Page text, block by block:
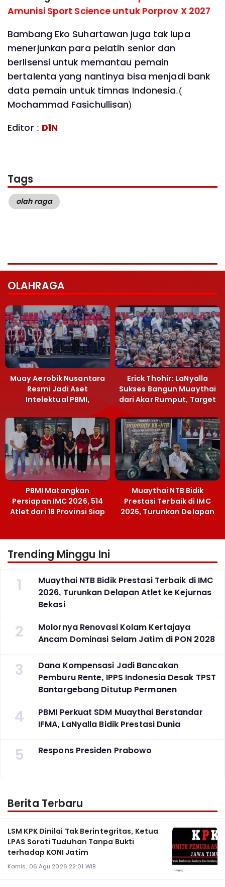
Amunisi Sport Science untuk Porprov X 2027
Bambang Eko Suhartawan juga tak lupa
menerjunkan para pelatih senior dan
berlisensi untuk memantau pemain
bertalenta yang nantinya bisa menjadi bank
data pemain untuk timnas Indonesia.(
Mochammad Fasichullisan)
Editor : D1N
Tags
olah raga
OLAHRAGA
Muay Aerobik Nusantara
Resmi Jadi Aset
Intelektual PBMI,
Terobosan Bangun
Grassroots
Erick Thohir: LaNyalla
Sukses Bangun Muaythai
dari Akar Rumput, Target
PBMI Matangkan
Persiapan IMC 2026, 514
Atlet dari 18 Provinsi Siap
Berlaga Besok di Bekasi
Muaythai NTB Bidik
Prestasi Terbaik di IMC
2026, Turunkan Delapan
Atlet ke Kejurnas Bekasi
Trending Minggu Ini
1
Muaythai NTB Bidik Prestasi Terbaik di IMC
2026, Turunkan Delapan Atlet ke Kejurnas
Bekasi
2
Molornya Renovasi Kolam Kertajaya
Ancam Dominasi Selam Jatim di PON 2028
3
Dana Kompensasi Jadi Bancakan
Pemburu Rente, IPPS Indonesia Desak TPST
Bantargebang Ditutup Permanen
4
PBMI Perkuat SDM Muaythai Berstandar
IFMA, LaNyalla Bidik Prestasi Dunia
5 Respons Presiden Prabowo
Berita Terbaru
LSM KPK Dinilai Tak Berintegritas, Ketua
LPAS Soroti Tuduhan Tanpa Bukti
terhadap KONI Jatim
Kamis, 06 Agu 2026 22:01 WIB